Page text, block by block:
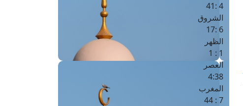
4 :41
الشروق
6 :17
الظهر
1 : 1
العصر
4:38
المغرب
7 : 44